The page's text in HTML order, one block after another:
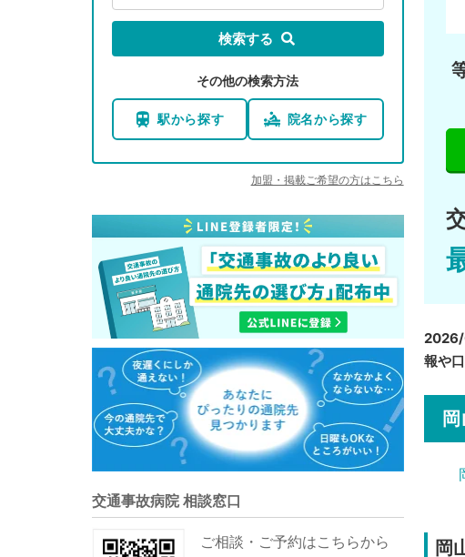
検索する
その他の検索方法
駅から探す 院名から探す
加盟・掲載ご希望の方はこちら
交通事故病院 相談窓口
ご相談・ご予約はこちらから
報や
岡